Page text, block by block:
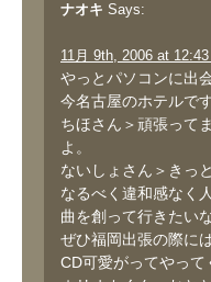
ナオキ Says:
11月 9th, 2006 at 12:43
やっとパソコンに出
今名古屋のホテルで
ちほさん＞頑張って
よ。
ないしょさん＞きっ
なるべく違和感なく
曲を創って行きたい
ぜひ福岡出張の際に
CD可愛がってやって